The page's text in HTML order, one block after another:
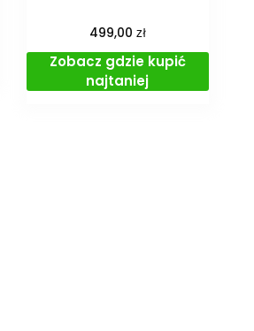
499,00 zł
Zobacz gdzie kupić
najtaniej